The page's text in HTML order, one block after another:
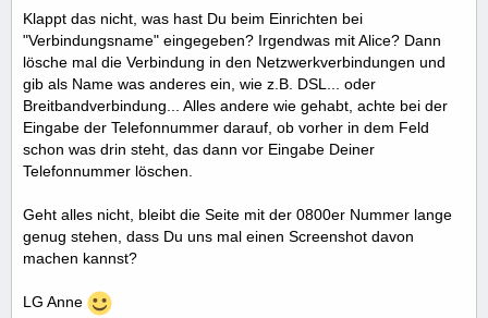
Klappt das nicht, was hast Du beim Einrichten bei
"Verbindungsname" eingegeben? Irgendwas mit Alice? Dann
lösche mal die Verbindung in den Netzwerkverbindungen und
gib als Name was anderes ein, wie z.B. DSL... oder
Breitbandverbindung... Alles andere wie gehabt, achte bei der
Eingabe der Telefonnummer darauf, ob vorher in dem Feld
schon was drin steht, das dann vor Eingabe Deiner
Telefonnummer löschen.
Geht alles nicht, bleibt die Seite mit der 0800er Nummer lange
genug stehen, dass Du uns mal einen Screenshot davon
machen kannst?
LG Anne